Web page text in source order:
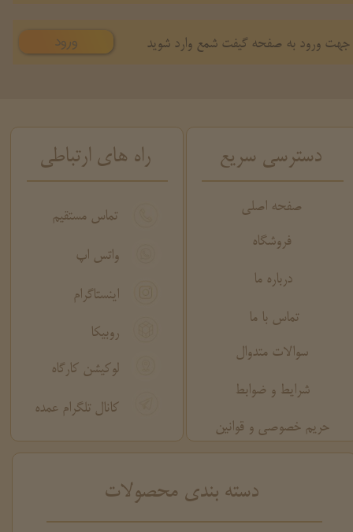
جهت ورود به صفحه گیفت شمع وارد شوید ورود
​دسته بندی محصولات
راه های ارتباطی
تماس مستقیم
اینستاگرام
روبیکا
واتس اپ
لوکیشن کارگاه
کانال تلگرام عمده
دسترسی سریع
صفحه اصلی
فروشگاه
درباره ما
تماس با ما
سوالات متدوال
حریم خصوصی و قوانین
شرایط و ضوابط